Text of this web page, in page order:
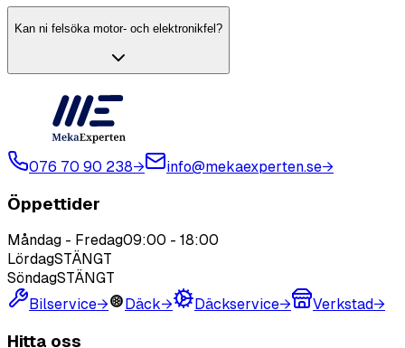
Kan ni felsöka motor- och elektronikfel?
076 70 90 238→ info@mekaexperten.se→
Öppettider
Måndag - Fredag09:00 - 18:00
LördagSTÄNGT
SöndagSTÄNGT
Bilservice→ Däck→ Däckservice→ Verkstad→
Hitta oss